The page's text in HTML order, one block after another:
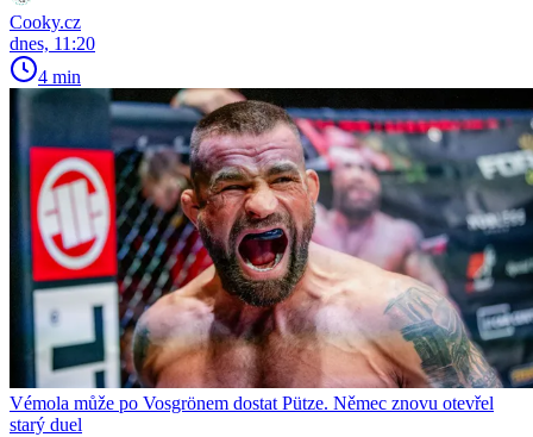
Cooky.cz
dnes, 11:20
4 min
Vémola může po Vosgrönem dostat Pütze. Němec znovu otevřel
starý duel